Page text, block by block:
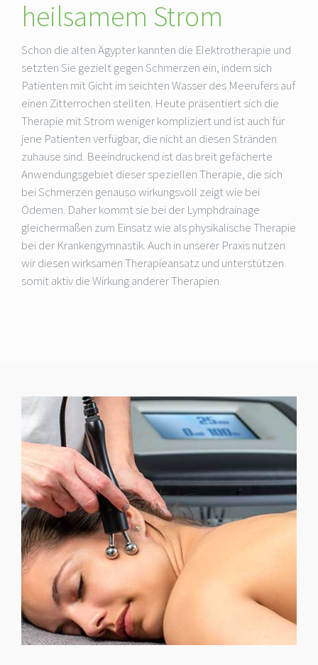
heilsamem Strom
Schon die alten Ägypter kannten die Elektrotherapie und
setzten Sie gezielt gegen Schmerzen ein, indem sich
Patienten mit Gicht im seichten Wasser des Meerufers auf
einen Zitterrochen stellten. Heute präsentiert sich die
Therapie mit Strom weniger kompliziert und ist auch für
jene Patienten verfügbar, die nicht an diesen Stränden
zuhause sind. Beeindruckend ist das breit gefächerte
Anwendungsgebiet dieser speziellen Therapie, die sich
bei Schmerzen genauso wirkungsvoll zeigt wie bei
Ödemen. Daher kommt sie bei der Lymphdrainage
gleichermaßen zum Einsatz wie als physikalische Therapie
bei der Krankengymnastik. Auch in unserer Praxis nutzen
wir diesen wirksamen Therapieansatz und unterstützen
somit aktiv die Wirkung anderer Therapien.